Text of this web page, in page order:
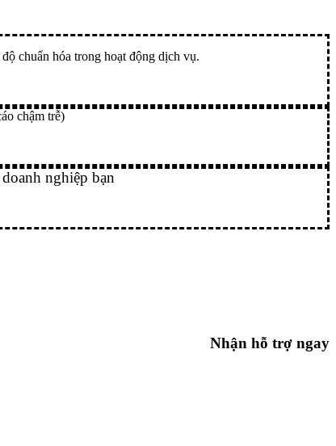
chuẩn hóa trong hoạt động dịch vụ.
chậm trễ)
nghiệp bạn
Nhận hỗ trợ ngay